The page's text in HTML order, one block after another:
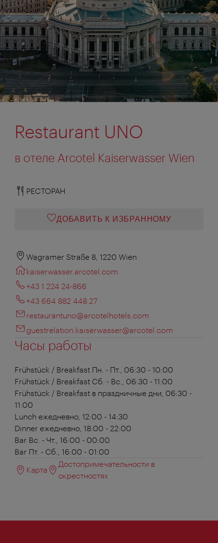
Restaurant UNO
в отеле Arcotel Kaiserwasser Wien
РЕСТОРАН
ДОБАВИТЬ К ИЗБРАННОМУ
Wagramer Straße 8, 1220 Wien
kaiserwasser.arcotel.com
+43 1 224 24-866
+43 664 882 448 27
restaurantuno@arcotelhotels.com
guestrelation.kaiserwasser@arcotel.com
Часы работы
Frühstück / Breakfast Пн. - Пт., 06:30 - 10:00
Frühstück / Breakfast Сб. - Вс., 06:30 - 11:00
Frühstück / Breakfast в праздничные дни, 06:30 -
11:00
Lunch ежедневно, 12:00 - 14:30
Dinner ежедневно, 18:00 - 22:00
Bar Вс. - Чт., 16:00 - 00:00
Bar Пт. - Сб., 16:00 - 01:00
Карта
Достопримечательности в
окрестностях